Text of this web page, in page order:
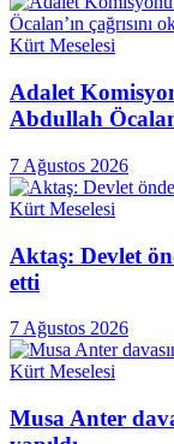
Kürt Meselesi
Adalet
Abdullah
7 Ağustos 2026
Kürt Meselesi
Aktaş: Devlet
etti
7 Ağustos 2026
Kürt Meselesi
Musa Anter